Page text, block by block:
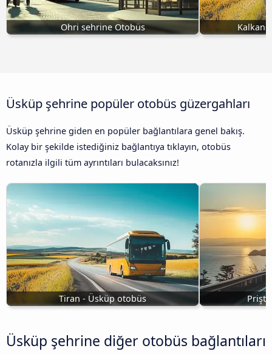
Ohri sehrine Otobüs
Üsküp şehrine popüler otobüs güzergahları
Üsküp şehrine giden en popüler bağlantılara genel bakış.
Kolay bir şekilde istediğiniz bağlantıya tıklayın, otobüs
rotanızla ilgili tüm ayrıntıları bulacaksınız!
Tiran - Üsküp otobüs
Üsküp şehrine diğer otobüs bağlantıları